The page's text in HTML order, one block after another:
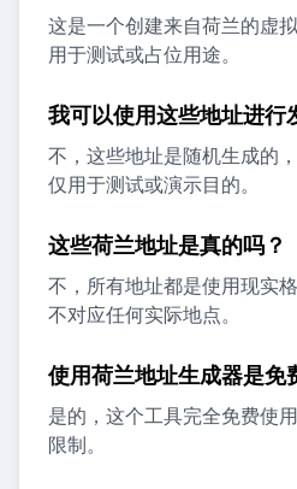
这是一个创建来自荷兰的虚
用于测试或占位用途。
我可以使用这些地址进行
不，这些地址是随机生成的
仅用于测试或演示目的。
这些荷兰地址是真的吗？
不，所有地址都是使用现实
不对应任何实际地点。
使用荷兰地址生成器是免
是的，这个工具完全免费使
限制。